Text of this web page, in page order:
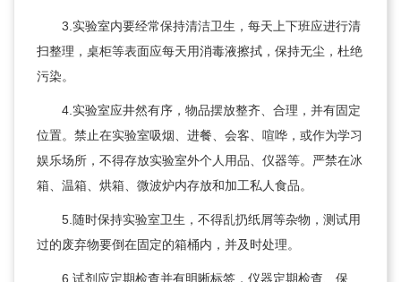
3.实验室内要经常保持清洁卫生，每天上下班应进行清
扫整理，桌柜等表面应每天用消毒液擦拭，保持无尘，杜绝
污染。
4.实验室应井然有序，物品摆放整齐、合理，并有固定
位置。禁止在实验室吸烟、进餐、会客、喧哗，或作为学习
娱乐场所，不得存放实验室外个人用品、仪器等。严禁在冰
箱、温箱、烘箱、微波炉内存放和加工私人食品。
5.随时保持实验室卫生，不得乱扔纸屑等杂物，测试用
过的废弃物要倒在固定的箱桶内，并及时处理。
6.试剂应定期检查并有明晰标签，仪器定期检查、保